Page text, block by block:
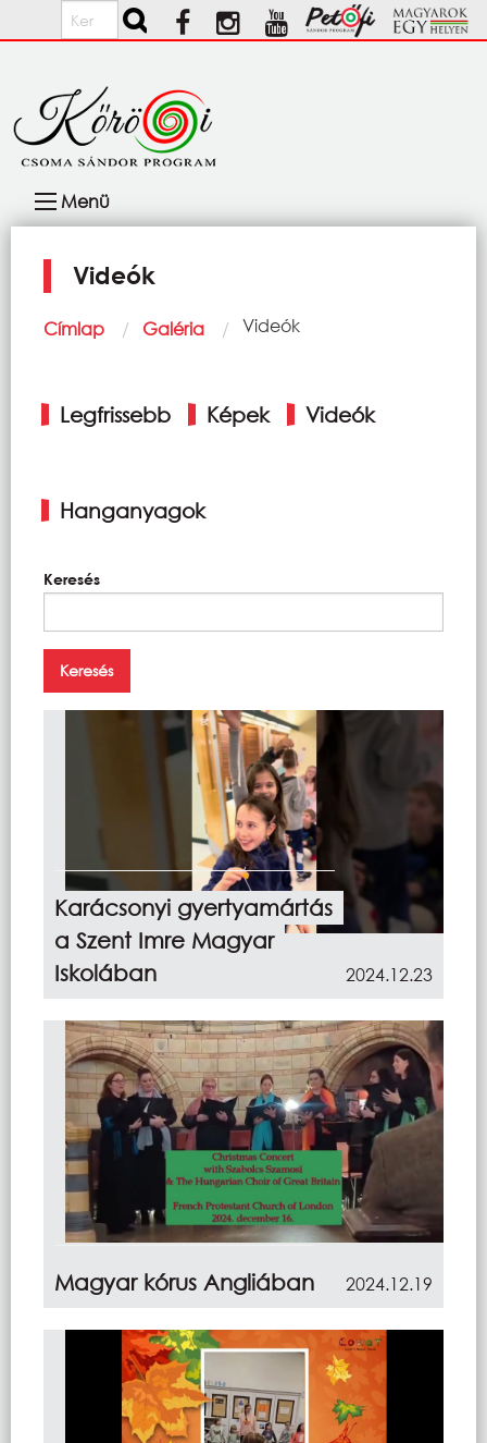
Ugrás a tartalomra
Keresés
navigáció
Menü
Videók
Morzsa
Címlap Galéria Current:
Videók
fülek
Legfrissebb Képek Videók
Hanganyagok
Keresés
Karácsonyi gyertyamártás
a Szent Imre Magyar
Iskolában
2024.12.23
Magyar kórus Angliában 2024.12.19